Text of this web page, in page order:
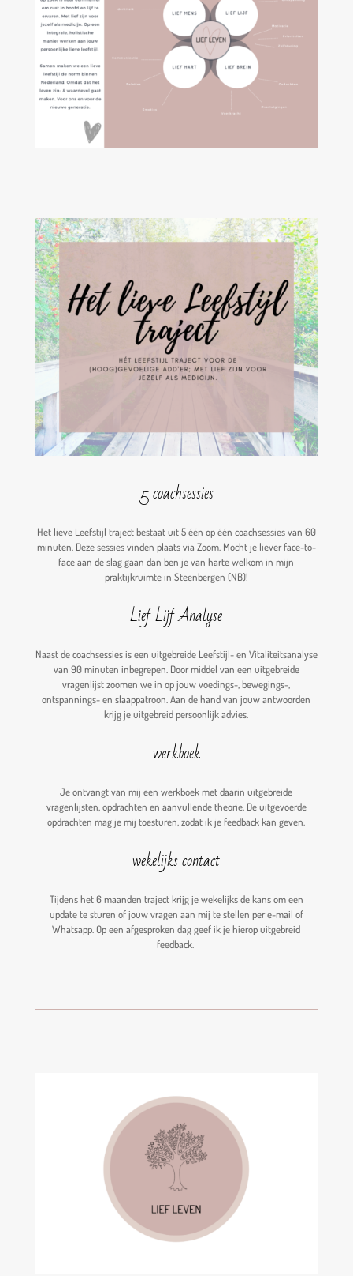
5 coachsessies
Het lieve Leefstijl traject bestaat uit 5 één op één coachsessies van 60
minuten. Deze sessies vinden plaats via Zoom. Mocht je liever face-to-
face aan de slag gaan dan ben je van harte welkom in mijn
praktijkruimte in Steenbergen (NB)!
Lief Lijf Analyse
Naast de coachsessies is een uitgebreide Leefstijl- en Vitaliteitsanalyse
van 90 minuten inbegrepen. Door middel van een uitgebreide
vragenlijst zoomen we in op jouw voedings-, bewegings-,
ontspannings- en slaappatroon. Aan de hand van jouw antwoorden
krijg je uitgebreid persoonlijk advies.
werkboek
Je ontvangt van mij een werkboek met daarin uitgebreide
vragenlijsten, opdrachten en aanvullende theorie. De uitgevoerde
opdrachten mag je mij toesturen, zodat ik je feedback kan geven.
wekelijks contact
Tijdens het 6 maanden traject krijg je wekelijks de kans om een
update te sturen of jouw vragen aan mij te stellen per e-mail of
Whatsapp. Op een afgesproken dag geef ik je hierop uitgebreid
feedback.